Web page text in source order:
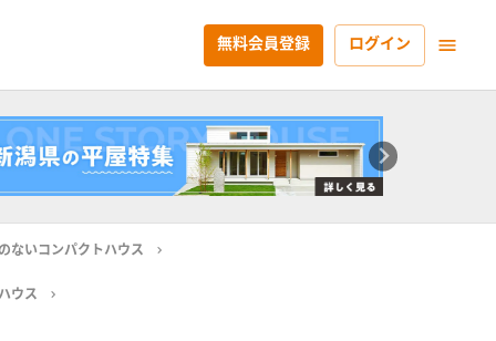
無料会員登録 ログイン
ないコンパクトハウス
ウス